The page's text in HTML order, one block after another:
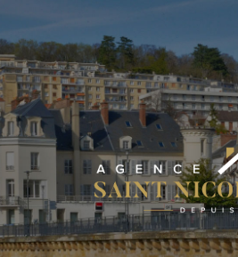
Accueil fr